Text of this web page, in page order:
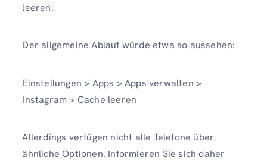
leeren.
Der allgemeine Ablauf würde etwa so aussehen:
Einstellungen > Apps > Apps verwalten >
Instagram > Cache leeren
Allerdings verfügen nicht alle Telefone über
ähnliche Optionen. Informieren Sie sich daher